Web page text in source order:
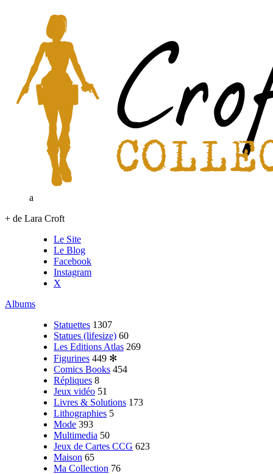
a
+ de Lara Croft
Le Site
Le Blog
Facebook
Instagram
X
Albums
Statuettes 1307
Statues (lifesize) 60
Les Editions Atlas 269
Figurines 449 ✻
Comics Books 454
Répliques 8
Jeux vidéo 51
Livres & Solutions 173
Lithographies 5
Mode 393
Multimedia 50
Jeux de Cartes CCG 623
Maison 65
Ma Collection 76